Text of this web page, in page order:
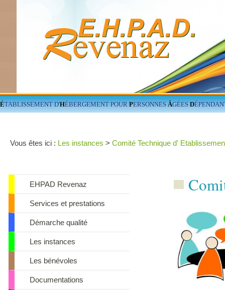
ÉTABLISSEMENT D'HÉBERGEMENT POURPERSONNESÂGÉESD
Vous êtes ici : Les instances > Comité Technique d'
EHPAD Revenaz
Services et prestations
Démarche qualité
Les instances
Les bénévoles
Documentations